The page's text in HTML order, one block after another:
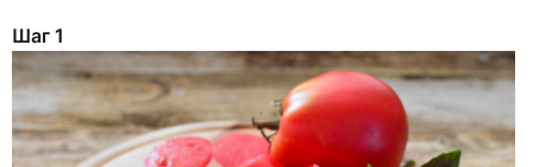
Шаг 1